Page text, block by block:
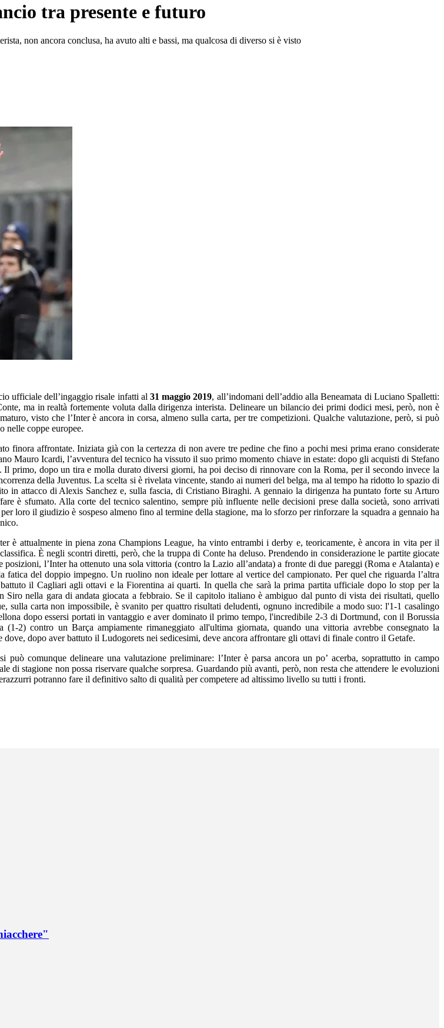
tra presente e futuro
non ancora conclusa, ha avuto alti e bassi, ma qualcosa di diverso si è visto
ufficiale dell’ingaggio risale infatti al31 maggio 2019, all’indomani dell’addio alla Beneamata di Luciano Spalletti:
ma in realtà fortemente voluta dalla dirigenza interista. Delineare un bilancio dei primi dodici mesi, però, non è
visto che l’Inter è ancora in corsa, almeno sulla carta, per tre competizioni. Qualche valutazione, però, si può
nelle coppe europee.
finora affrontate. Iniziata già con la certezza di non avere tre pedine che fino a pochi mesi prima erano considerate
Mauro Icardi, l’avventura del tecnico ha vissuto il suo primo momento chiave in estate: dopo gli acquisti di Stefano
primo, dopo un tira e molla durato diversi giorni, ha poi deciso di rinnovare con la Roma, per il secondo invece la
della Juventus. La scelta si è rivelata vincente, stando ai numeri del belga, ma al tempo ha ridotto lo spazio di
in attacco di Alexis Sanchez e, sulla fascia, di Cristiano Biraghi. A gennaio la dirigenza ha puntato forte su Arturo
è sfumato. Alla corte del tecnico salentino, sempre più influente nelle decisioni prese dalla società, sono arrivati
loro il giudizio è sospeso almeno fino al termine della stagione, ma lo sforzo per rinforzare la squadra a gennaio ha
è attualmente in piena zona Champions League, ha vinto entrambi i derby e, teoricamente, è ancora in vita per il
È negli scontri diretti, però, che la truppa di Conte ha deluso. Prendendo in considerazione le partite giocate
l’Inter ha ottenuto una sola vittoria (contro la Lazio all’andata) a fronte di due pareggi (Roma e Atalanta) e
del doppio impegno. Un ruolino non ideale per lottare al vertice del campionato. Per quel che riguarda l’altra
il Cagliari agli ottavi e la Fiorentina ai quarti. In quella che sarà la prima partita ufficiale dopo lo stop per la
nella gara di andata giocata a febbraio. Se il capitolo italiano è ambiguo dal punto di vista dei risultati, quello
sulla carta non impossibile, è svanito per quattro risultati deludenti, ognuno incredibile a modo suo: l'1-1 casalingo
dopo essersi portati in vantaggio e aver dominato il primo tempo, l'incredibile 2-3 di Dortmund, con il Borussia
2) contro un Barça ampiamente rimaneggiato all'ultima giornata, quando una vittoria avrebbe consegnato la
dopo aver battuto il Ludogorets nei sedicesimi, deve ancora affrontare gli ottavi di finale contro il Getafe.
comunque delineare una valutazione preliminare: l’Inter è parsa ancora un po’ acerba, soprattutto in campo
di stagione non possa riservare qualche sorpresa. Guardando più avanti, però, non resta che attendere le evoluzioni
potranno fare il definitivo salto di qualità per competere ad altissimo livello su tutti i fronti.